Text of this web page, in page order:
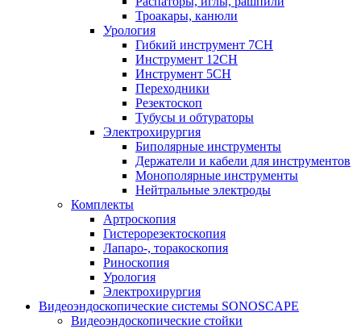
Троакары, канюли
Урология
Гибкий инструмент 7CH
Инструмент 12CH
Инструмент 5CH
Переходники
Резектоскоп
Тубусы и обтураторы
Электрохирургия
Биполярные инструменты
Держатели и кабели для инструментов
Монополярные инструменты
Нейтральные электроды
Комплекты
Артроскопия
Гистерорезектоскопия
Лапаро-, торакоскопия
Риноскопия
Урология
Электрохирургия
Видеоэндоскопические системы SONOSCAPE
Видеоэндоскопические стойки